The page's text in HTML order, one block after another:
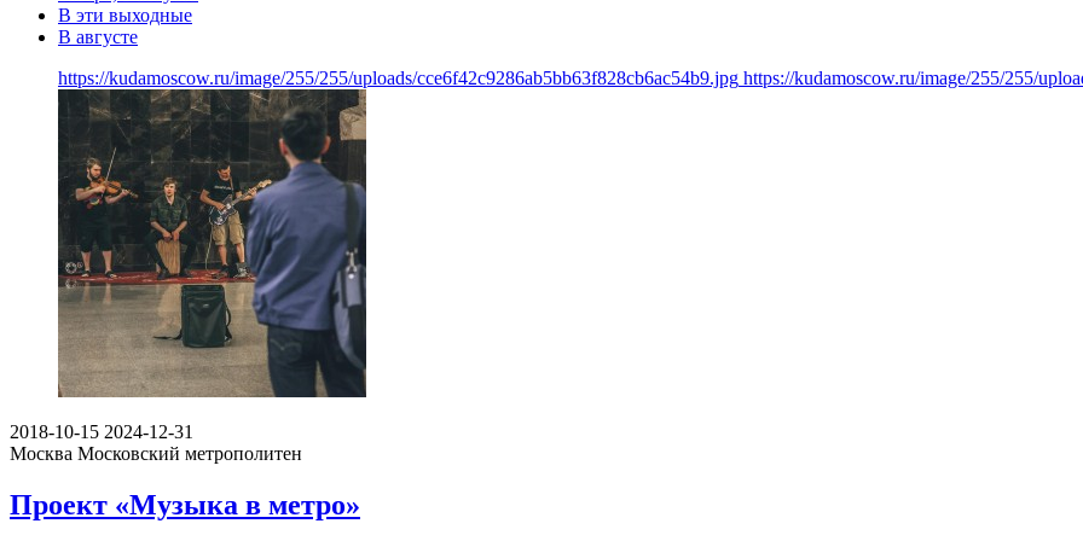
В эти выходные
В августе
https://kudamoscow.ru/image/255/255/uploads/cce6f42c9286ab5bb63f828cb6ac54b9.jpg https://kudamoscow.ru/image/255/255/
2018-10-15 2024-12-31
Москва Московский метрополитен
Проект «Музыка в метро»